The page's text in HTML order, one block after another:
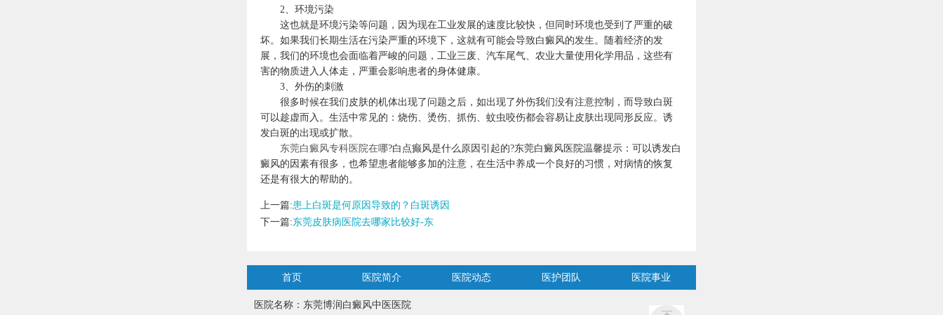
2、环境污染
这也就是环境污染等问题，因为现在工业发展的速度比较快，但同时环境也受到了严重的破
坏。如果我们长期生活在污染严重的环境下，这就有可能会导致白癜风的发生。随着经济的发
展，我们的环境也会面临着严峻的问题，工业三废、汽车尾气、农业大量使用化学用品，这些有
害的物质进入人体走，严重会影响患者的身体健康。
3、外伤的刺激
很多时候在我们皮肤的机体出现了问题之后，如出现了外伤我们没有注意控制，而导致白斑
可以趁虚而入。生活中常见的：烧伤、烫伤、抓伤、蚊虫咬伤都会容易让皮肤出现同形反应。诱
发白斑的出现或扩散。
东莞白癜风专科医院在哪?白点癫风是什么原因引起的?东莞白癜风医院温馨提示：可以诱发白
癜风的因素有很多，也希望患者能够多加的注意，在生活中养成一个良好的习惯，对病情的恢复
还是有很大的帮助的。
上一篇:患上白斑是何原因导致的？白斑诱因
下一篇:东莞皮肤病医院去哪家比较好-东
首页 医院简介 医院动态 医护团队 医院事业
医院名称：东莞博润白癜风中医医院